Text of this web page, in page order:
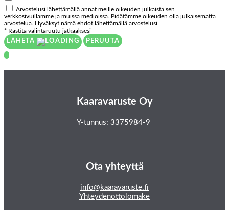
Arvostelusi lähettämällä annat meille oikeuden julkaista sen
verkkosivuillamme ja muissa medioissa. Pidätämme oikeuden olla julkaisematta
arvostelua. Hyväksyt nämä ehdot lähettämällä arvostelusi.
* Rastita valintaruutu jatkaaksesi
LÄHETÄ
PERUUTA
Kaaravaruste Oy
Y-tunnus: 3375984-9
Ota yhteyttä
info@kaaravaruste.fi
Yhteydenottolomake